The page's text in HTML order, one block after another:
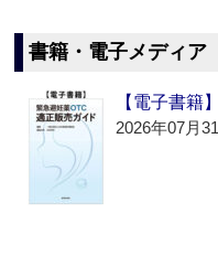
書籍・電子メディア
【電子書籍
2026年07月